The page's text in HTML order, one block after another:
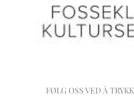
FØLG OSS VED Å